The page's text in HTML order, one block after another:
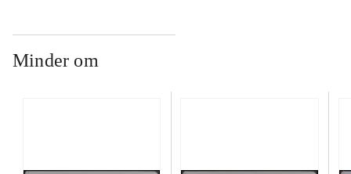
Minder om